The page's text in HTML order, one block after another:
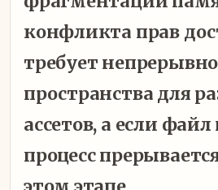
конфликта прав
требует
пространства для
ассетов, а если
процесс